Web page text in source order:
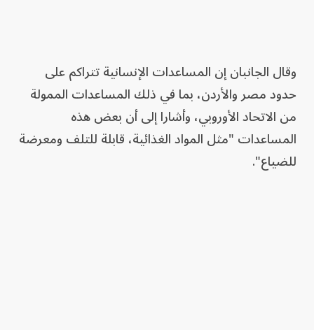
وقال الجانبان إن المساعدات الإنسانية تتراكم على
حدود مصر والأردن، بما في ذلك المساعدات الممولة
من الاتحاد الأوروبي، وأشارا إلى أن بعض هذه
المساعدات "مثل المواد الغذائية، قابلة للتلف ومعرضة
للضياع".